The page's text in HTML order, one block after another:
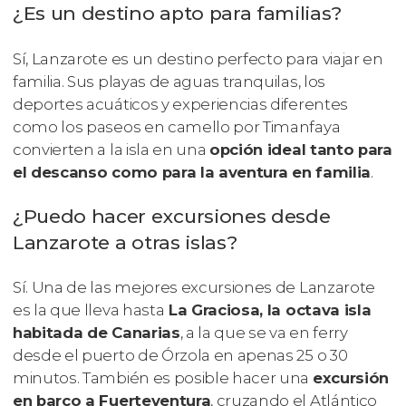
¿Es un destino apto para familias?
Sí, Lanzarote es un destino perfecto para viajar en
familia. Sus playas de aguas tranquilas, los
deportes acuáticos y experiencias diferentes
como los paseos en camello por Timanfaya
convierten a la isla en una opción ideal tanto para
el descanso como para la aventura en familia.
¿Puedo hacer excursiones desde
Lanzarote a otras islas?
Sí. Una de las mejores excursiones de Lanzarote
es la que lleva hasta La Graciosa, la octava isla
habitada de Canarias, a la que se va en ferry
desde el puerto de Órzola en apenas 25 o 30
minutos. También es posible hacer una excursión
en barco a Fuerteventura, cruzando el Atlántico